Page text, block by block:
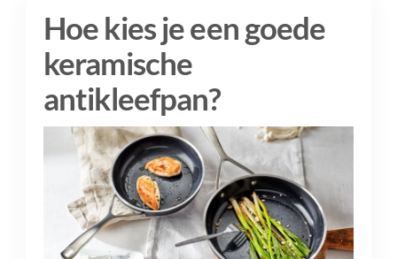
Hoe kies je een goede
keramische
antikleefpan?